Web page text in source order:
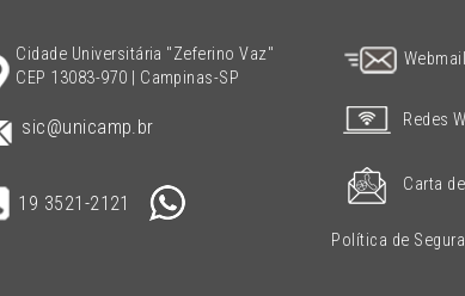
Cidade Universitária "Zeferino Vaz"
CEP 13083-970 | Campinas-SP
sic@unicamp.br
19 3521-2121
Webmail
Redes
Carta
Política de